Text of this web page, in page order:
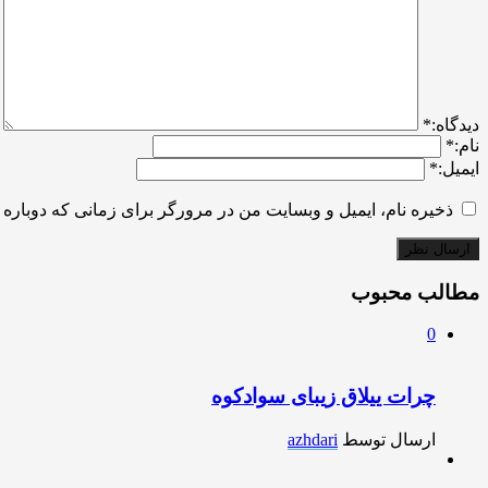
ديدگاه:*
نام:*
ایمیل:*
ذخیره نام، ایمیل و وبسایت من در مرورگر برای زمانی که
مطالب محبوب
0
چرات ییلاق زیبای سوادکوه
ارسال توسط azhdari